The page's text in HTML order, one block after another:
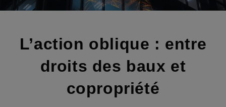
L’action oblique : entre
droits des baux et
copropriété